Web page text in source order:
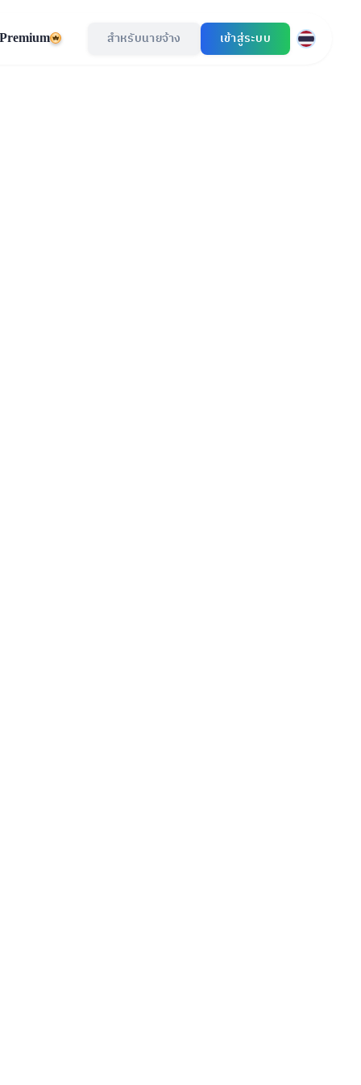
Premium สำหรับนายจ้าง
เข้าสู่ระบบ